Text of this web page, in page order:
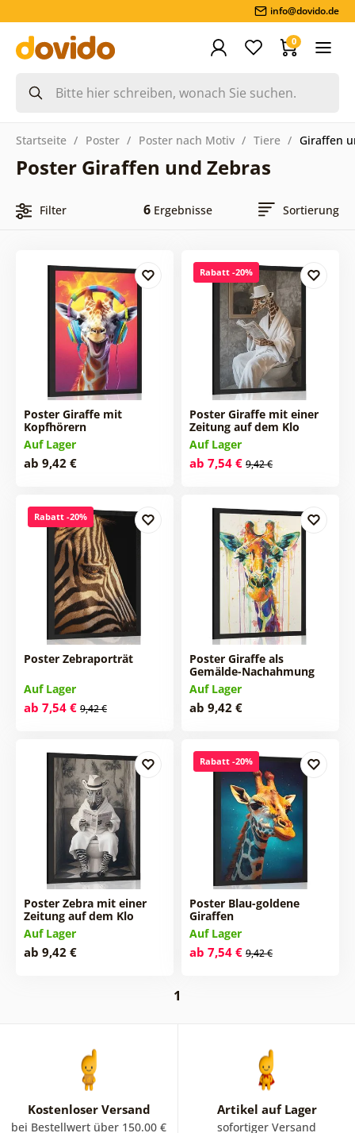
info@dovido.de
0
Startseite Poster Poster nach Motiv Tiere Giraffen
Poster Giraffen und Zebras
Filter 6Ergebnisse Sortierung
Poster Giraffe mit
Kopfhörern
Auf Lager
ab 9,42 €
Rabatt -20%
Poster Giraffe mit einer
Zeitung auf dem Klo
Auf Lager
ab 7,54 € 9,42 €
Rabatt -20%
Poster Zebraporträt
Auf Lager
ab 7,54 € 9,42 €
Poster Giraffe als
Gemälde-Nachahmung
Auf Lager
ab 9,42 €
Poster Zebra mit einer
Zeitung auf dem Klo
Auf Lager
ab 9,42 €
Rabatt -20%
Poster Blau-goldene
Giraffen
Auf Lager
ab 7,54 € 9,42 €
1
Kostenloser Versand
bei Bestellwert über 150.00 €
Artikel auf Lager
sofortiger Versand